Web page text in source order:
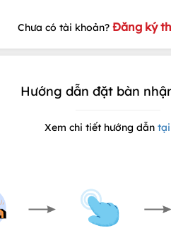
Chưa có tài khoản? Đăng ký
Hướng dẫn đặt bàn
Xem chi tiết hướng dẫn